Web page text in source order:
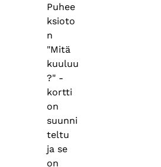
Puhee
ksioto
n
"Mitä
kuuluu
?" -
kortti
on
suunni
teltu
ja se
on